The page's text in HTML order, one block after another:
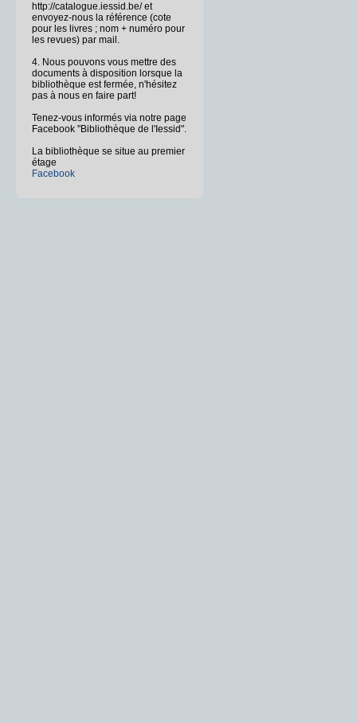
http://catalogue.iessid.be/ et
envoyez-nous la référence (cote
pour les livres ; nom + numéro pour
les revues) par mail.
4. Nous pouvons vous mettre des
documents à disposition lorsque la
bibliothèque est fermée, n'hésitez
pas à nous en faire part!
Tenez-vous informés via notre page
Facebook "Bibliothèque de l'Iessid".
La bibliothèque se situe au premier
étage
Facebook